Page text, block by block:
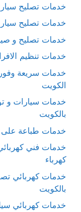
خدمات تصليح
خدمات تصليح
خدمات تصليح و
خدمات تنظيم
خدمات سريعة
الكويت
خدمات سيارات و
بالكويت
خدمات طباعة على
خدمات فني
كهرباء
خدمات كهربائي
بالكويت
خدمات كهربائي